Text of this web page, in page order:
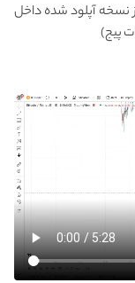
آپلود شده داخل
پیج)